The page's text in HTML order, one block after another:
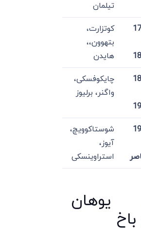
تیلمان
کوتزارت،
بتهوون،،
هایدن
چایکوفسکی،
واگنر، برلیوز
شوستاکوویچ،
آیوز،
استراوینسکی
یوهان